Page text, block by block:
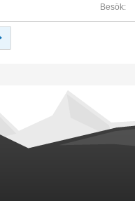
Besök